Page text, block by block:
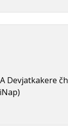
Devjatkakere